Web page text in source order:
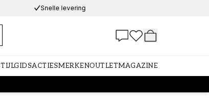
Snelle levering
ACTIESMERKENOUTLETMAGAZINE